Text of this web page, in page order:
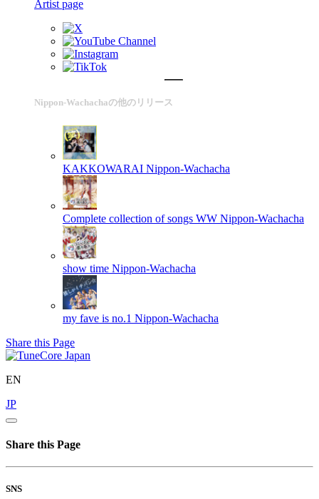
Artist page
Nippon-Wachachaの他のリリース
KAKKOWARAI Nippon-Wachacha
Complete collection of songs WW Nippon-Wachacha
show time Nippon-Wachacha
my fave is no.1 Nippon-Wachacha
Share this Page
EN
JP
Share this Page
SNS